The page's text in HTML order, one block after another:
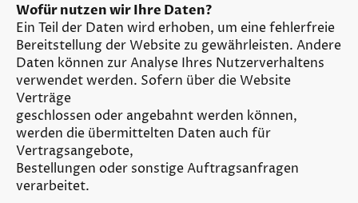
Wofür nutzen wir Ihre Daten?
Ein Teil der Daten wird erhoben, um eine fehlerfreie
Bereitstellung der Website zu gewährleisten. Andere
Daten können zur Analyse Ihres Nutzerverhaltens
verwendet werden. Sofern über die Website
Verträge
geschlossen oder angebahnt werden können,
werden die übermittelten Daten auch für
Vertragsangebote,
Bestellungen oder sonstige Auftragsanfragen
verarbeitet.